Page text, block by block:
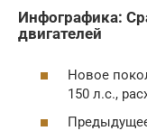
Инфографика:
двигателей
Новое
150 л.с.,